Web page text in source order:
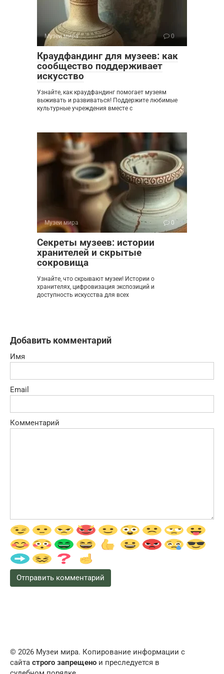
Музеи мира 0
Краудфандинг для музеев: как
сообщество поддерживает
искусство
Узнайте, как краудфандинг помогает музеям
выживать и развиваться! Поддержите любимые
культурные учреждения вместе с
Музеи мира 0
Секреты музеев: истории
хранителей и скрытые
сокровища
Узнайте, что скрывают музеи! Истории о
хранителях, цифровизация экспозиций и
доступность искусства для всех
Добавить комментарий
Имя
Email
Комментарий
© 2026 Музеи мира. Копирование информации с
сайта строго запрещено и преследуется в